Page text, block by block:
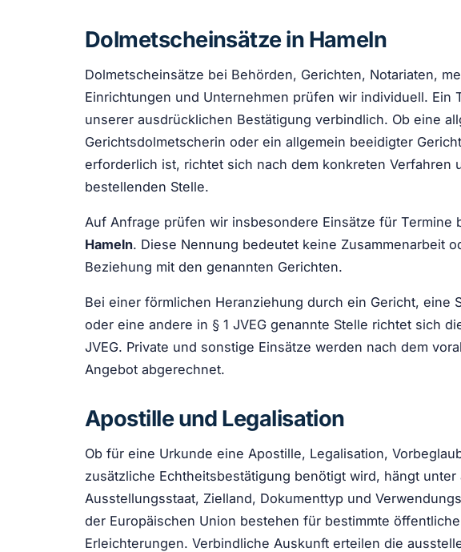
Dolmetscheinsätze in Hameln
Dolmetscheinsätze bei Behörden, Gerichten, Notariaten,
Einrichtungen und Unternehmen prüfen wir individuell. Ein
unserer ausdrücklichen Bestätigung verbindlich. Ob eine
Gerichtsdolmetscherin oder ein allgemein beeidigter
erforderlich ist, richtet sich nach dem konkreten Verfahren
bestellenden Stelle.
Auf Anfrage prüfen wir insbesondere Einsätze für Termine
Hameln. Diese Nennung bedeutet keine Zusammenarbeit
Beziehung mit den genannten Gerichten.
Bei einer förmlichen Heranziehung durch ein Gericht, eine
oder eine andere in § 1 JVEG genannte Stelle richtet sich
JVEG. Private und sonstige Einsätze werden nach dem
Angebot abgerechnet.
Apostille und Legalisation
Ob für eine Urkunde eine Apostille, Legalisation,
zusätzliche Echtheitsbestätigung benötigt wird, hängt unter
Ausstellungsstaat, Zielland, Dokumenttyp und
der Europäischen Union bestehen für bestimmte
Erleichterungen. Verbindliche Auskunft erteilen die